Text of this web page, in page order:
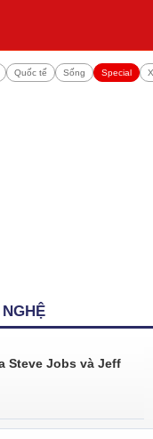
Quốc tế Sống Special
Steve Jobs và Jeff